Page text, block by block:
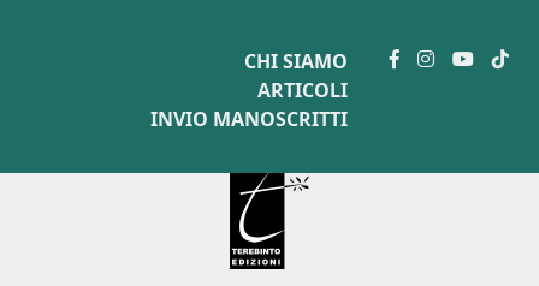
CHI SIAMO
ARTICOLI
INVIO MANOSCRITTI